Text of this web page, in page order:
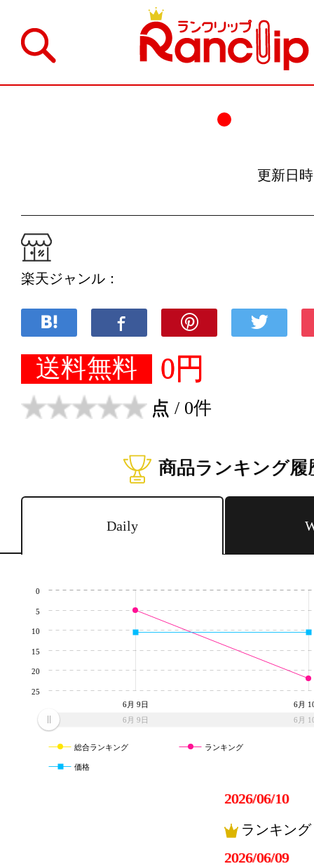
更新日
楽天ジャンル：
送料無料 0円
点 / 0件
商品ランキング履
Daily
6月 9日 6月
6月 9日 6月
0
5
10
15
20
25
総合ランキング ランキング
価格
2026/06/10
ランキン
2026/06/09